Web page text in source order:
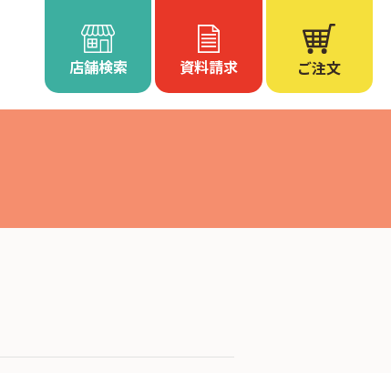
店舗検索
資料請求 ご注文